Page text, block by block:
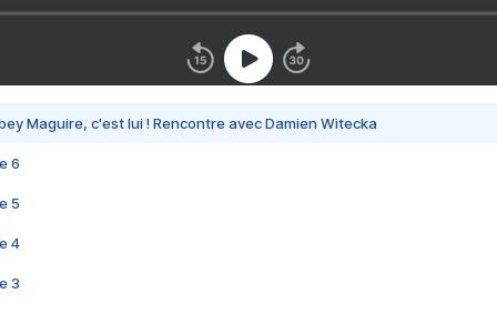
Maguire, c'est lui ! Rencontre avec Damien Witecka
6
5
4
3